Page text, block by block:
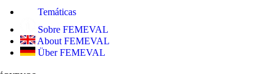
Temáticas
Sobre FEMEVAL
About FEMEVAL
Über FEMEVAL